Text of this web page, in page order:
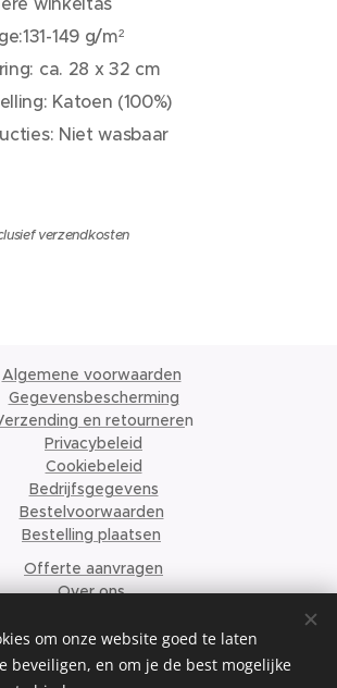
149 g/m²
ca. 28 x 32 cm
Katoen (100%)
Niet wasbaar
verzendkosten
Algemene voorwaarden
Gegevensbescherming
en retourneren
Privacybeleid
Cookiebeleid
Bedrijfsgegevens
Bestelvoorwaarden
Bestelling plaatsen
Offerte aanvragen
Over ons
Talen
om onze website goed te laten
beveiligen, en om je de best mogelijke